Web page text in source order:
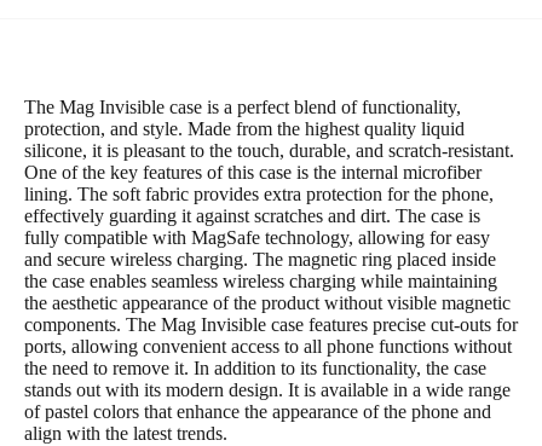
The Mag Invisible case is a perfect blend of functionality,
protection, and style. Made from the highest quality liquid
silicone, it is pleasant to the touch, durable, and scratch-resistant.
One of the key features of this case is the internal microfiber
lining. The soft fabric provides extra protection for the phone,
effectively guarding it against scratches and dirt. The case is
fully compatible with MagSafe technology, allowing for easy
and secure wireless charging. The magnetic ring placed inside
the case enables seamless wireless charging while maintaining
the aesthetic appearance of the product without visible magnetic
components. The Mag Invisible case features precise cut-outs for
ports, allowing convenient access to all phone functions without
the need to remove it. In addition to its functionality, the case
stands out with its modern design. It is available in a wide range
of pastel colors that enhance the appearance of the phone and
align with the latest trends.